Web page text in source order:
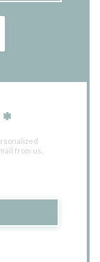
*
from us.